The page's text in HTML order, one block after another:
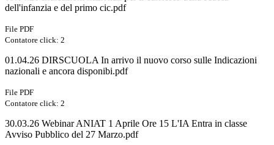
dell'infanzia e del primo cic.pdf
File PDF
Contatore click: 2
01.04.26 DIRSCUOLA In arrivo il nuovo corso sulle Indicazioni
nazionali e ancora disponibi.pdf
File PDF
Contatore click: 2
30.03.26 Webinar ANIAT 1 Aprile Ore 15 L'IA Entra in classe
Avviso Pubblico del 27 Marzo.pdf